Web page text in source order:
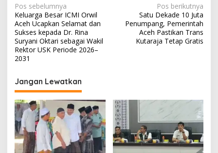
N
a
v
i
g
a
s
i
p
o
s
Pos sebelumnya
Keluarga Besar ICMI Orwil
Aceh Ucapkan Selamat dan
Sukses kepada Dr. Rina
Suryani Oktari sebagai Wakil
Rektor USK Periode 2026–
2031
Pos berikutnya
Satu Dekade 10 Juta
Penumpang, Pemerintah
Aceh Pastikan Trans
Kutaraja Tetap Gratis
Jangan Lewatkan